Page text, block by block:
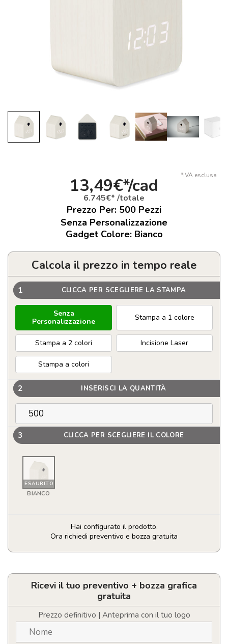
*IVA esclusa
13,49€*/cad
6.745€* /totale
Prezzo Per: 500 Pezzi
Senza Personalizzazione
Gadget Colore: Bianco
Calcola il prezzo in tempo reale
1 CLICCA PER SCEGLIERE LA STAMPA
Senza
Personalizzazione
Stampa a 1 colore
Stampa a 2 colori Incisione Laser
Stampa a colori
2 INSERISCI LA QUANTITÀ
3 CLICCA PER SCEGLIERE IL COLORE
ESAURITO
BIANCO
Hai configurato il prodotto.
Ora richiedi preventivo e bozza gratuita
Piccolo
da
tavolo
quantità
Ricevi il tuo preventivo + bozza grafica
gratuita
Prezzo definitivo | Anteprima con il tuo logo